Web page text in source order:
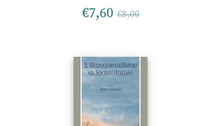
€7,60 €8,00